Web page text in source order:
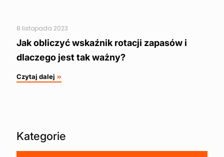
8 listopada 2023
Jak obliczyć wskaźnik rotacji zapasów i
dlaczego jest tak ważny?
Czytaj dalej
Kategorie